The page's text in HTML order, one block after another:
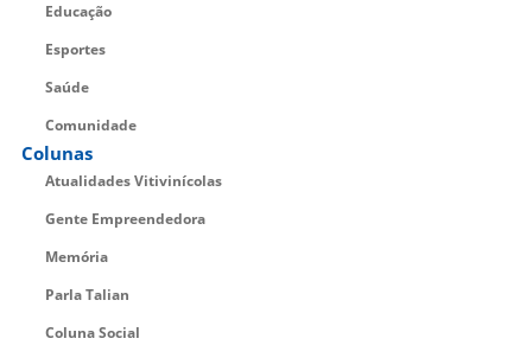
Educação
Esportes
Saúde
Comunidade
Colunas
Atualidades Vitivinícolas
Gente Empreendedora
Memória
Parla Talian
Coluna Social